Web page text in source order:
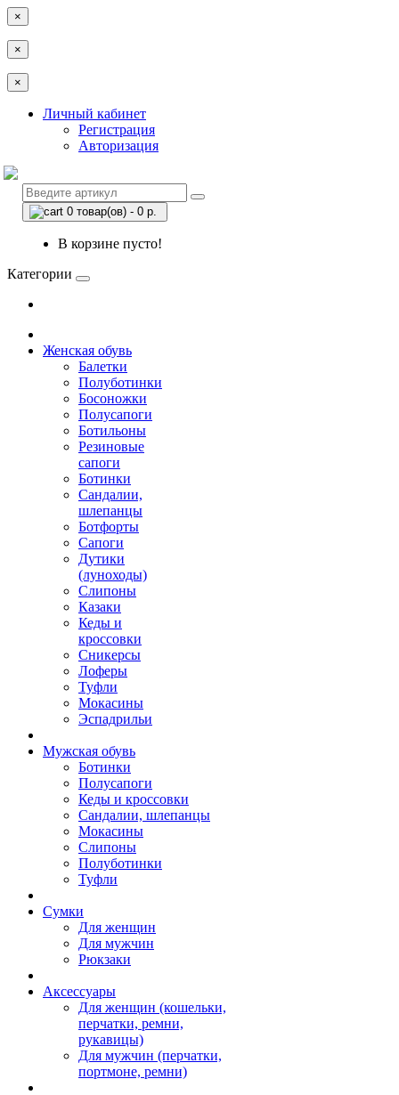
×
×
×
Личный кабинет
Регистрация
Авторизация
0 товар(ов) - 0 р.
В корзине пусто!
Категории
Женская обувь
Балетки
Полуботинки
Босоножки
Полусапоги
Ботильоны
Резиновые
сапоги
Ботинки
Сандалии,
шлепанцы
Ботфорты
Сапоги
Дутики
(луноходы)
Слипоны
Казаки
Кеды и
кроссовки
Сникерсы
Лоферы
Туфли
Мокасины
Эспадрильи
Мужская обувь
Ботинки
Полусапоги
Кеды и кроссовки
Сандалии, шлепанцы
Мокасины
Слипоны
Полуботинки
Туфли
Сумки
Для женщин
Для мужчин
Рюкзаки
Аксессуары
Для женщин (кошельки,
перчатки, ремни,
рукавицы)
Для мужчин (перчатки,
портмоне, ремни)